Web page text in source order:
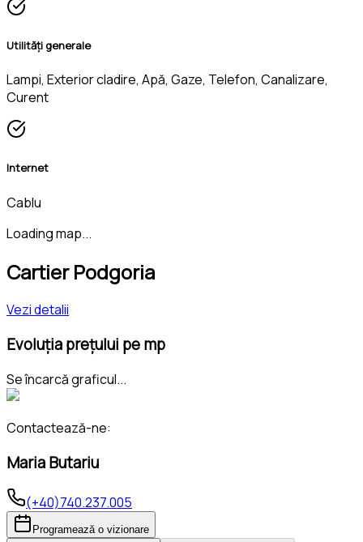
Utilități generale
Lampi, Exterior cladire, Apă, Gaze, Telefon, Canalizare,
Curent
Internet
Cablu
Loading map...
Cartier Podgoria
Vezi detalii
Evoluția prețului pe mp
Se încarcă graficul...
Contactează-ne:
Maria Butariu
(+40)740.237.005
Programează o vizionare